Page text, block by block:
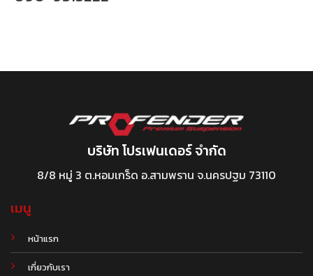
บริษัท โปรเฟนเดอร์ จำกัด
8/8 หมู่ 3 ต.หอมเกร็ด อ.สามพราน จ.นครปฐม 73110
เมนู
หน้าแรก
เกี่ยวกับเรา